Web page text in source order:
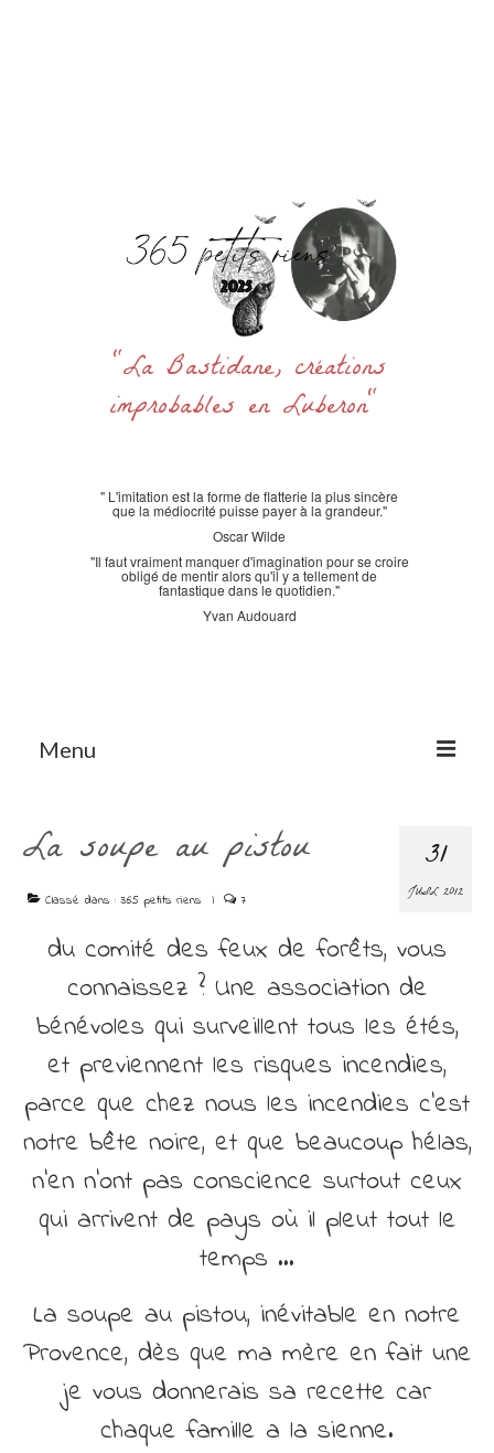
"La Bastidane, créations
improbables en Luberon"
" L'imitation est la forme de flatterie la plus sincère
que la médiocrité puisse payer à la grandeur."
Oscar Wilde
"Il faut vraiment manquer d'imagination pour se croire
obligé de mentir alors qu'il y a tellement de
fantastique dans le quotidien."
Yvan Audouard
Menu
La Bastidane
La Boutique
Archives
Découvrir
Contact
31
JUIL 2012
La soupe au pistou
Classé dans : 365 petits riens | 7
du comité des feux de forêts, vous
connaissez ? Une association de
bénévoles qui surveillent tous les étés,
et previennent les risques incendies,
parce que chez nous les incendies c’est
notre bête noire, et que beaucoup hélas,
n’en n’ont pas conscience surtout ceux
qui arrivent de pays où il pleut tout le
temps …
La soupe au pistou, inévitable en notre
Provence, dès que ma mère en fait une
je vous donnerais sa recette car
chaque famille a la sienne.